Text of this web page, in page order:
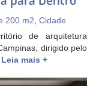
200 m2, Cidade
de arquitetura
dirigido pelo
Leia mais +